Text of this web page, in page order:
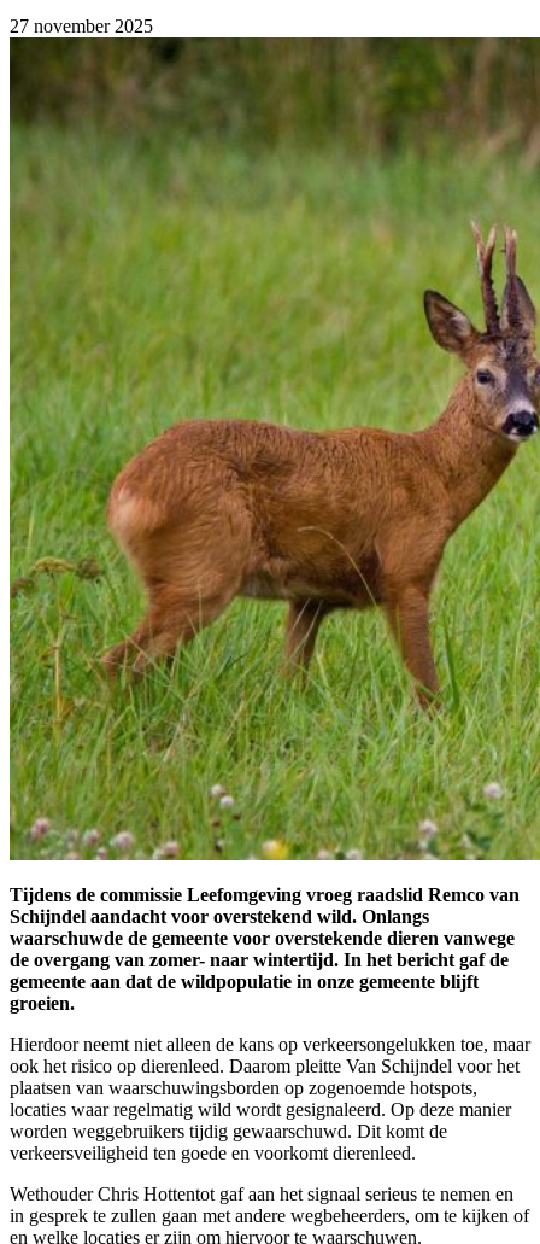
27 november 2025
Tijdens de commissie Leefomgeving vroeg raadslid Remco van
Schijndel aandacht voor overstekend wild. Onlangs
waarschuwde de gemeente voor overstekende dieren vanwege
de overgang van zomer- naar wintertijd. In het bericht gaf de
gemeente aan dat de wildpopulatie in onze gemeente blijft
groeien.
Hierdoor neemt niet alleen de kans op verkeersongelukken toe, maar
ook het risico op dierenleed. Daarom pleitte Van Schijndel voor het
plaatsen van waarschuwingsborden op zogenoemde hotspots,
locaties waar regelmatig wild wordt gesignaleerd. Op deze manier
worden weggebruikers tijdig gewaarschuwd. Dit komt de
verkeersveiligheid ten goede en voorkomt dierenleed.
Wethouder Chris Hottentot gaf aan het signaal serieus te nemen en
in gesprek te zullen gaan met andere wegbeheerders, om te kijken of
en welke locaties er zijn om hiervoor te waarschuwen.